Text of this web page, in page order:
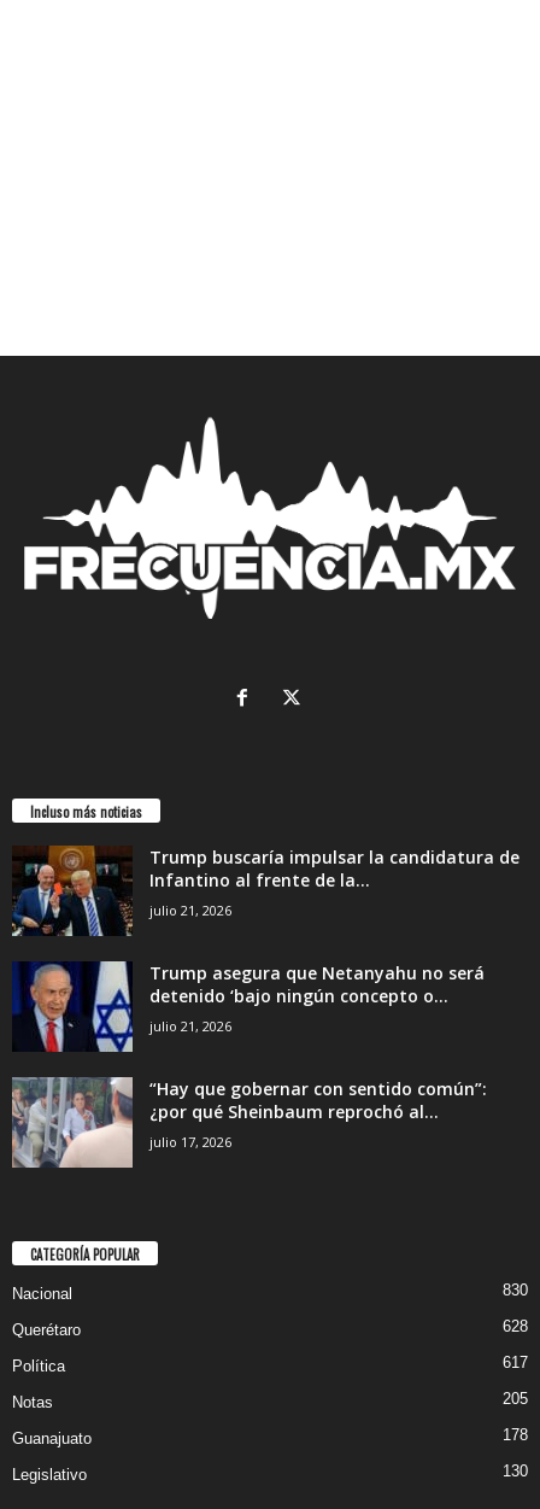
Incluso más noticias
Trump buscaría impulsar la candidatura de
Infantino al frente de la...
julio 21, 2026
Trump asegura que Netanyahu no será
detenido ‘bajo ningún concepto o...
julio 21, 2026
“Hay que gobernar con sentido común”:
¿por qué Sheinbaum reprochó al...
julio 17, 2026
CATEGORÍA POPULAR
Nacional 830
Querétaro 628
Política 617
Notas 205
Guanajuato 178
Legislativo 130